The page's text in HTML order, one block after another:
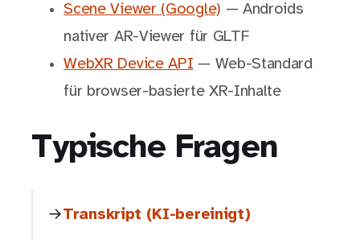
Scene Viewer (Google) — Androids
nativer AR-Viewer für GLTF
WebXR Device API — Web-Standard
für browser-basierte XR-Inhalte
Typische Fragen
Transkript (KI-bereinigt)